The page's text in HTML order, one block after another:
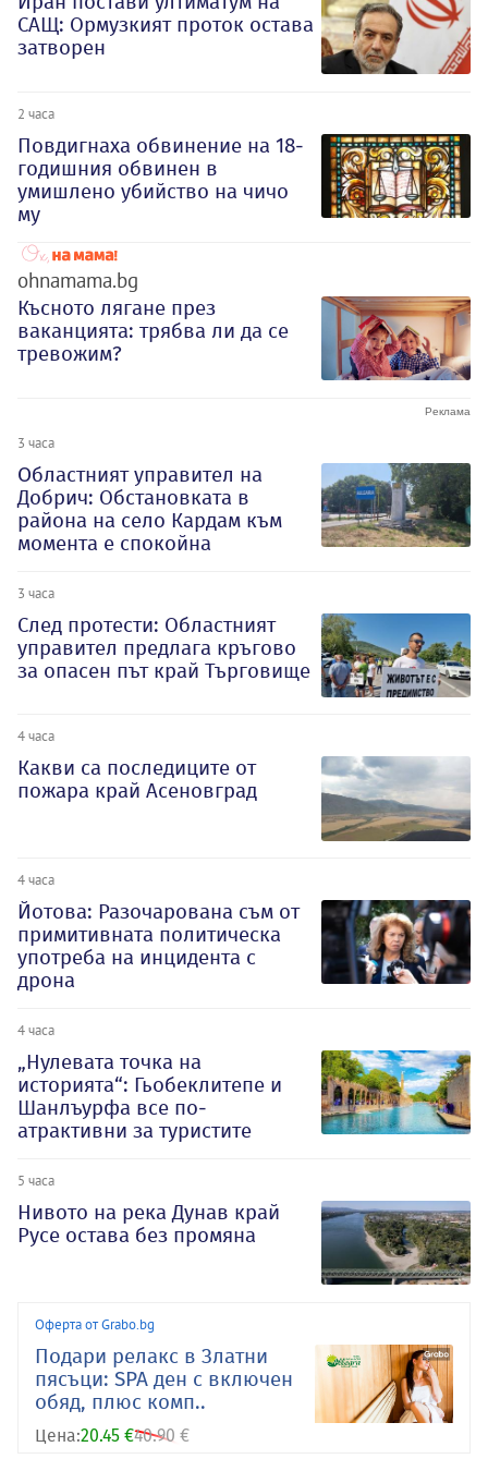
САЩ: Ормузкият проток остава
затворен
2 часа
Повдигнаха обвинение на 18-
годишния обвинен в
умишлено убийство на чичо
му
ohnamama.bg
Късното лягане през
ваканцията: трябва ли да се
тревожим?
3 часа
Oбластният управител на
Добрич: Обстановката в
района на село Кардам към
момента е спокойна
3 часа
След протести: Областният
управител предлага кръгово
за опасен път край Търговище
4 часа
Какви са последиците от
пожара край Асеновград
4 часа
Йотова: Разочарована съм от
примитивната политическа
употреба на инцидента с
дрона
4 часа
„Нулевата точка на
историята“: Гьобеклитепе и
Шанлъурфа все по-
атрактивни за туристите
5 часа
Нивото на река Дунав край
Русе остава без промяна
Оферта от Grabo.bg
Подари релакс в Златни
пясъци: SPA ден с включен
обяд, плюс комп..
Цена:20.45 €40.90 €